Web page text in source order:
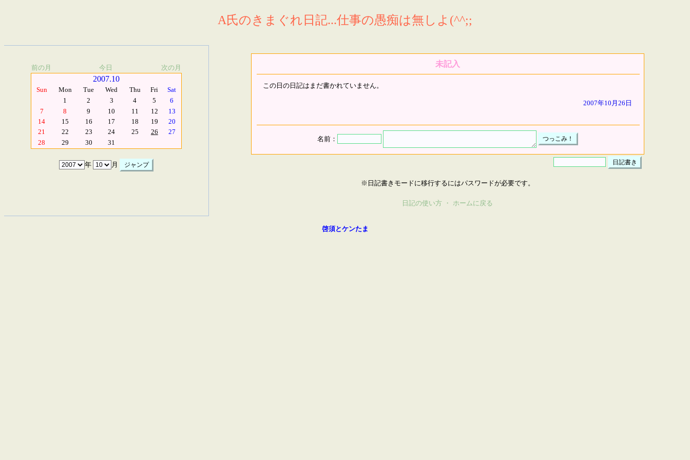
A氏のきまぐれ日記...仕事の愚痴は無しよ(^^;;
前の月 今日 次の月
2007.10
Sun Mon Tue Wed Thu Fri
Sat
1
2 3 4 5
6
7
8 9 10 11 12
13
14
15 16 17 18 19
20
21
22 23 24 25 26
27
28
29 30 31
年 月
未記入
この日の日記はまだ書かれていません。
2007年10月26日
名前：
※日記書きモードに移行するにはパスワードが必要です。
日記の使い方 ・ ホームに戻る
啓須とケンたま